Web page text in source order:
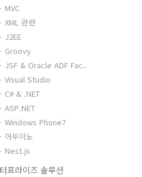
MVC
XML 관련
J2EE
Groovy
JSF & Oracle ADF Fac..
Visual Studio
C# & .NET
ASP.NET
Windows Phone7
아두이노
Nest.js
프라이즈 솔루션